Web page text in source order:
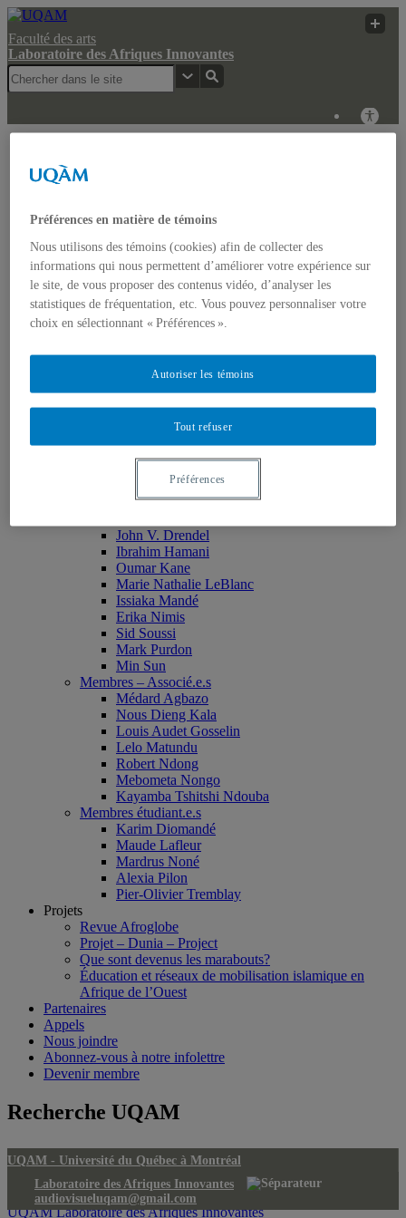
Faculté des arts
Laboratoire des Afriques Innovantes
Actualités
Colloque: REGARDS COMPARATISTES SUR LES
IMAGINAIRES NON-DOMINANTS EN AFRIQUE ET
DANS LES AMÉRIQUES
Accueil
Bulletin Bandung Spirit
Qui sommes-nous ?
Membres de l’UQÀM
Monia Abdallah
Jean-Jacques Bogui
Bonnie Campbell
John V. Drendel
Ibrahim Hamani
Oumar Kane
Marie Nathalie LeBlanc
Issiaka Mandé
Erika Nimis
Sid Soussi
Mark Purdon
Min Sun
Membres – Associé.e.s
Médard Agbazo
Nous Dieng Kala
Louis Audet Gosselin
Lelo Matundu
Robert Ndong
Mebometa Nongo
Kayamba Tshitshi Ndouba
Membres étudiant.e.s
Karim Diomandé
Maude Lafleur
Mardrus Noné
Alexia Pilon
Pier-Olivier Tremblay
Projets
Revue Afroglobe
Projet – Dunia – Project
Que sont devenus les marabouts?
Éducation et réseaux de mobilisation islamique en
Afrique de l’Ouest
Partenaires
Appels
Nous joindre
Abonnez-vous à notre infolettre
Devenir membre
Recherche UQAM
UQAM - Université du Québec à Montréal
Laboratoire des Afriques Innovantes
audiovisueluqam@gmail.com
UQAM Laboratoire des Afriques Innovantes
Préférences en matière de témoins
Nous utilisons des témoins (cookies) afin de collecter des
informations qui nous permettent d’améliorer votre expérience sur
le site, de vous proposer des contenus vidéo, d’analyser les
statistiques de fréquentation, etc. Vous pouvez personnaliser votre
choix en sélectionnant « Préférences ».
Tout refuser
Autoriser les témoins
Préférences